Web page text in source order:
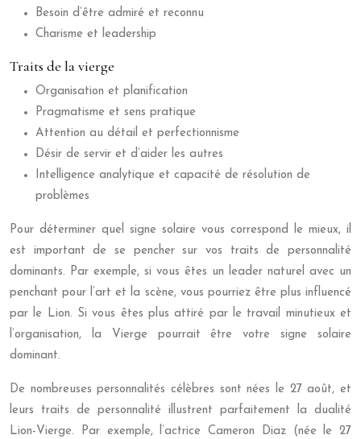
Besoin d’être admiré et reconnu
Charisme et leadership
Traits de la vierge
Organisation et planification
Pragmatisme et sens pratique
Attention au détail et perfectionnisme
Désir de servir et d’aider les autres
Intelligence analytique et capacité de résolution de
problèmes
Pour déterminer quel signe solaire vous correspond le mieux, il
est important de se pencher sur vos traits de personnalité
dominants. Par exemple, si vous êtes un leader naturel avec un
penchant pour l’art et la scène, vous pourriez être plus influencé
par le Lion. Si vous êtes plus attiré par le travail minutieux et
l’organisation, la Vierge pourrait être votre signe solaire
dominant.
De nombreuses personnalités célèbres sont nées le 27 août, et
leurs traits de personnalité illustrent parfaitement la dualité
Lion-Vierge. Par exemple, l’actrice Cameron Diaz (née le 27